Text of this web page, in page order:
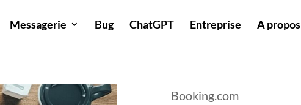
Messagerie Bug ChatGPT Entreprise A propos
Booking.com